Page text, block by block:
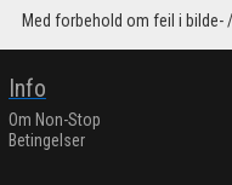
Med forbehold om feil i
Info
Om Non-Stop
Betingelser